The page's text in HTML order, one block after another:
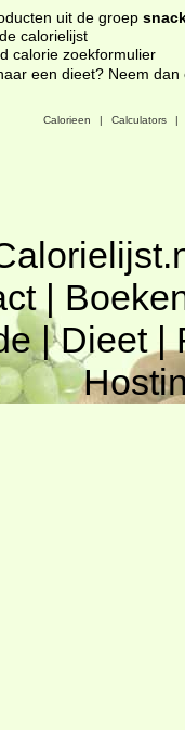
uit de groep
calorielijst
calorie zoekformulier
een dieet? Neem
Calorieen | Calculators |
|
|Dieet|